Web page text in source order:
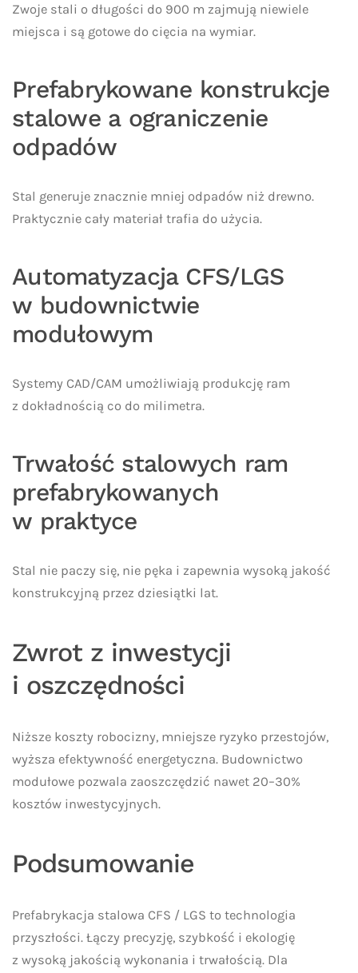
Zwoje stali o długości do 900 m zajmują niewiele
miejsca i są gotowe do cięcia na wymiar.
Prefabrykowane konstrukcje
stalowe a ograniczenie
odpadów
Stal generuje znacznie mniej odpadów niż drewno.
Praktycznie cały materiał trafia do użycia.
Automatyzacja CFS/LGS
w budownictwie
modułowym
Systemy CAD/CAM umożliwiają produkcję ram
z dokładnością co do milimetra.
Trwałość stalowych ram
prefabrykowanych
w praktyce
Stal nie paczy się, nie pęka i zapewnia wysoką jakość
konstrukcyjną przez dziesiątki lat.
Zwrot z inwestycji
i oszczędności
Niższe koszty robocizny, mniejsze ryzyko przestojów,
wyższa efektywność energetyczna. Budownictwo
modułowe pozwala zaoszczędzić nawet 20–30%
kosztów inwestycyjnych.
Podsumowanie
Prefabrykacja stalowa CFS / LGS to technologia
przyszłości. Łączy precyzję, szybkość i ekologię
z wysoką jakością wykonania i trwałością. Dla